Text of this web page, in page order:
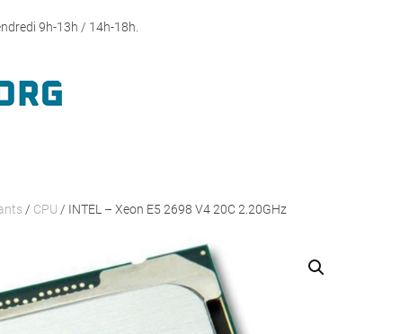
9h-13h / 14h-18h.
/ CPU / INTEL – Xeon E5 2698 V4 20C 2.20GHz